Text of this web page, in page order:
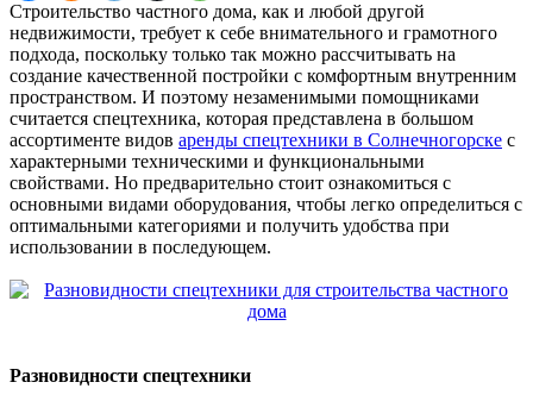
Строительство частного дома, как и любой другой
недвижимости, требует к себе внимательного и грамотного
подхода, поскольку только так можно рассчитывать на
создание качественной постройки с комфортным внутренним
пространством. И поэтому незаменимыми помощниками
считается спецтехника, которая представлена в большом
ассортименте видов аренды спецтехники в Солнечногорске с
характерными техническими и функциональными
свойствами. Но предварительно стоит ознакомиться с
основными видами оборудования, чтобы легко определиться с
оптимальными категориями и получить удобства при
использовании в последующем.
Разновидности спецтехники